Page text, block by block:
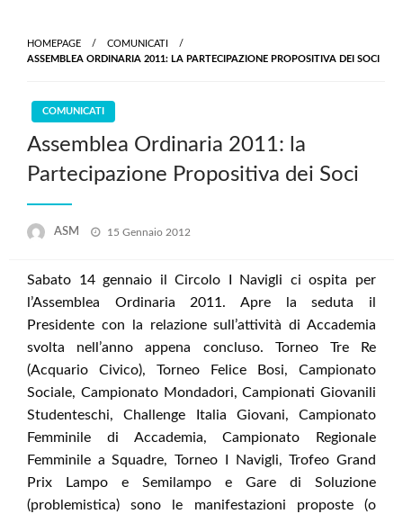
content
HOMEPAGE
COMUNICATI
ASSEMBLEA ORDINARIA 2011: LA PARTECIPAZIONE PROPOSITIVA DEI SOCI
COMUNICATI
Assemblea Ordinaria 2011: la
Partecipazione Propositiva dei Soci
ASM
Posted
15 Gennaio 2012
Sabato 14 gennaio il Circolo I Navigli ci ospita per
l’Assemblea Ordinaria 2011. Apre la seduta il
Presidente con la relazione sull’attività di Accademia
svolta nell’anno appena concluso. Torneo Tre Re
(Acquario Civico), Torneo Felice Bosi, Campionato
Sociale, Campionato Mondadori, Campionati Giovanili
Studenteschi, Challenge Italia Giovani, Campionato
Femminile di Accademia, Campionato Regionale
Femminile a Squadre, Torneo I Navigli, Trofeo Grand
Prix Lampo e Semilampo e Gare di Soluzione
(problemistica) sono le manifestazioni proposte (o